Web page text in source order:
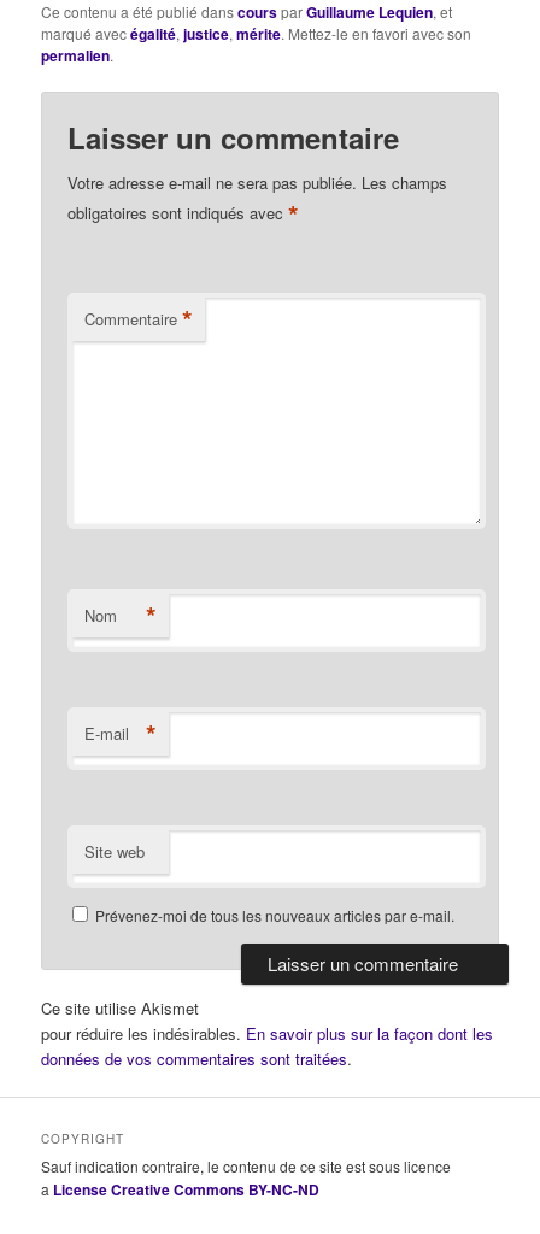
Ce contenu a été publié danscoursparGuillaume Lequien, et
marqué avecégalité,justice,mérite. Mettez-le en favori avec son
permalien.
Laisser un commentaire
Votre adresse e-mail ne sera pas publiée. Les champs
obligatoires sont indiqués avec*
Commentaire *
Nom *
E-mail *
Site web
Prévenez-moi de tous les nouveaux articles par e-mail.
Ce site utilise Akismet
pour réduire les indésirables. En savoir plus sur la façon dont les
données de vos commentaires sont traitées.
COPYRIGHT
Sauf indication contraire, le contenu de ce site est sous licence
a License Creative Commons BY-NC-ND